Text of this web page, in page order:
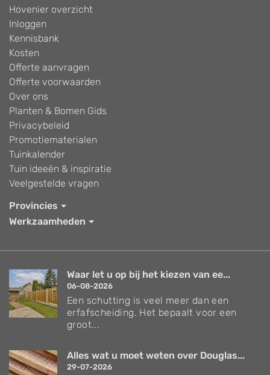
Hovenier overzicht
Inloggen
Kennisbank
Kosten
Offerte aanvragen
Offerte voorwaarden
Over ons
Planten & Bomen Gids
Privacybeleid
Promotiematerialen
Tuinkalender
Tuin ideeën & inspiratie
Veelgestelde vragen
Provincies
Werkzaamheden
Waar let u op bij het kiezen van ee...
06-08-2026
Een schutting is veel meer dan een
erfafscheiding. Het bepaalt voor een
groot...
Alles wat u moet weten over Douglas...
29-07-2026